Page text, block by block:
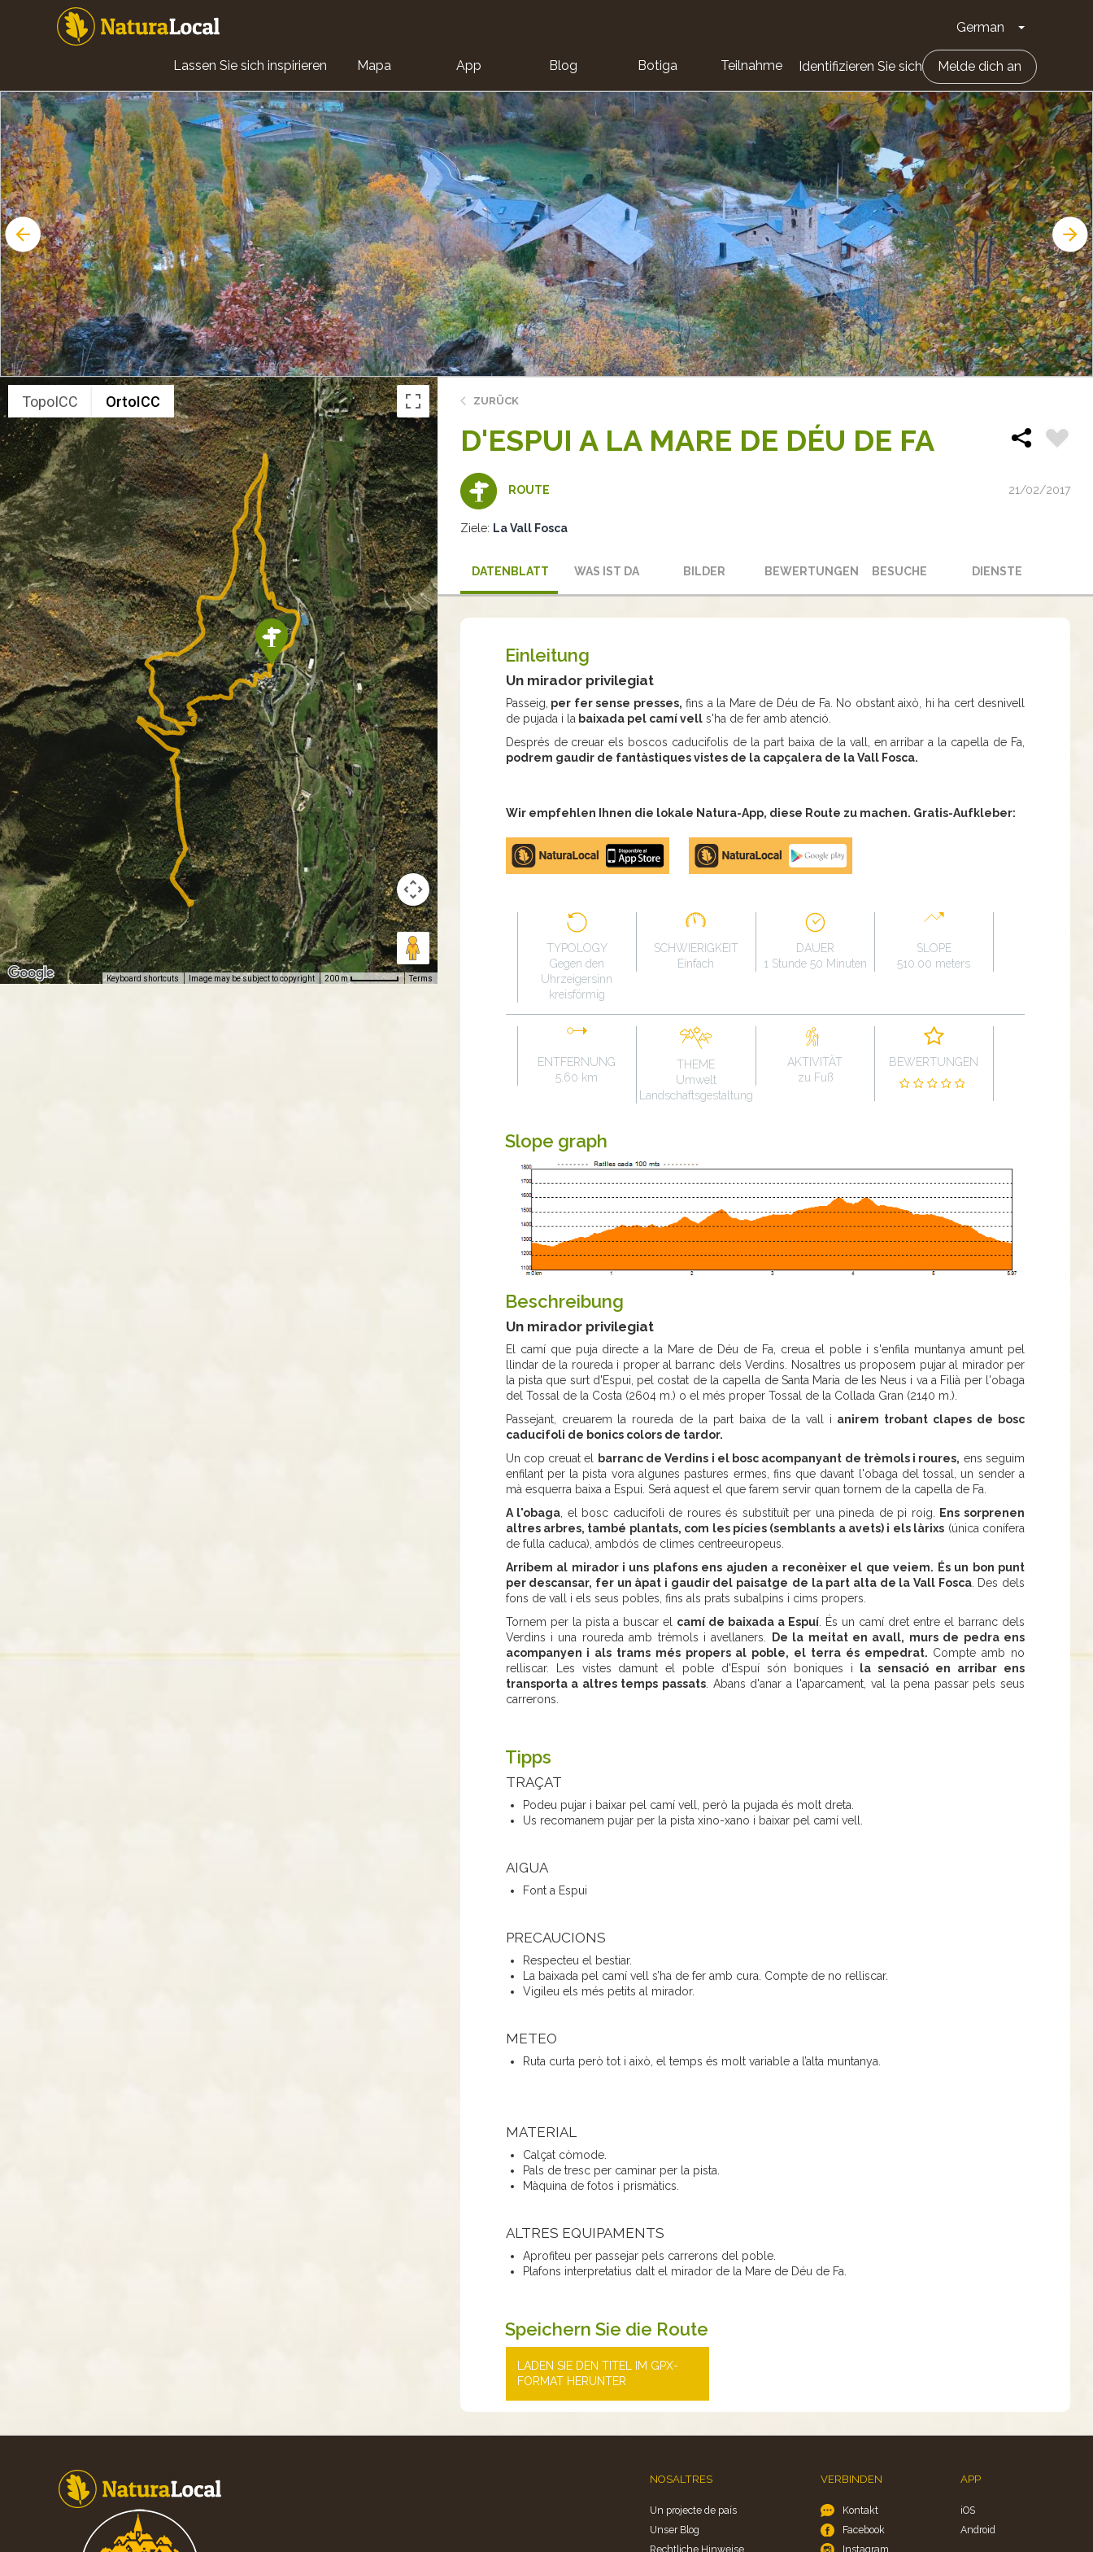
German Dropdown-
Main
navigation
Lassen Sie sich inspirieren Mapa App Blog Botiga Teilnahme Identifizieren Sie sich Melde dich an
TopoICC OrtoICC
Keyboard shortcuts Image may be subject to copyright 200 m Terms
ZURÜCK
D'ESPUI A LA MARE DE DÉU DE FA
ROUTE 21/02/2017
Ziele: La Vall Fosca
DATENBLATT WAS IST DA BILDER BEWERTUNGEN BESUCHE DIENSTE
Einleitung
Un mirador privilegiat
Passeig, per fer sense presses, fins a la Mare de Déu de Fa. No obstant això, hi ha cert desnivell
de pujada i labaixada pel camí vells'ha de fer amb atenció.
Després de creuar els boscos caducifolis de la part baixa de la vall, en arribar a la capella de Fa,
podrem gaudir de fantàstiques vistes de la capçalera de la Vall Fosca.
Wir empfehlen Ihnen die lokale Natura-App, diese Route zu machen. Gratis-Aufkleber:
Apple
store
Google
Play
TYPOLOGY
Gegen den
Uhrzeigersinn
kreisförmig
SCHWIERIGKEIT
Einfach
DAUER
1 Stunde 50 Minuten
SLOPE
510.00 meters
ENTFERNUNG
5.60 km
THEME
Umwelt
Landschaftsgestaltung
AKTIVITÄT
zu Fuß
BEWERTUNGEN
Slope graph
Beschreibung
Un mirador privilegiat
El camí que puja directe a la Mare de Déu de Fa, creua el poble i s'enfila muntanya amunt pel
llindar de la roureda i proper al barranc dels Verdins. Nosaltres us proposem pujar al mirador per
la pista que surt d'Espui, pel costat de la capella de Santa Maria de les Neus i va a Filià per l'obaga
del Tossal de la Costa (2604 m.) o el més proper Tossal de la Collada Gran (2140 m.).
Passejant, creuarem la roureda de la part baixa de la vall i anirem trobant clapes de bosc
caducifoli de bonics colors de tardor.
Un cop creuat el barranc de Verdins i el bosc acompanyant de trèmols i roures, ens seguim
enfilant per la pista vora algunes pastures ermes, fins que davant l'obaga del tossal, un sender a
mà esquerra baixa a Espui. Serà aquest el que farem servir quan tornem de la capella de Fa.
A l'obaga, el bosc caducifoli de roures és substituït per una pineda de pi roig. Ens sorprenen
altres arbres, també plantats, com les pícies (semblants a avets) i els làrixs (única conífera
de fulla caduca), ambdós de climes centreeuropeus.
Arribem al mirador i uns plafons ens ajuden a reconèixer el que veiem. És un bon punt
per descansar, fer un àpat i gaudir del paisatge de la part alta de la Vall Fosca. Des dels
fons de vall i els seus pobles, fins als prats subalpins i cims propers.
Tornem per la pista a buscar el camí de baixada a Espuí. És un camí dret entre el barranc dels
Verdins i una roureda amb trèmols i avellaners.
De la meitat en avall, murs de pedra ens
acompanyen i als trams més propers al poble, el terra és empedrat. Compte amb no
relliscar. Les vistes damunt el poble d'Espuí són boniques i la sensació en arribar ens
transporta a altres temps passats. Abans d'anar a l'aparcament, val la pena passar pels seus
carrerons.
Tipps
TRAÇAT
Podeu pujar i baixar pel camí vell, però la pujada és molt dreta.
Us recomanem pujar per la pista xino-xano i baixar pel camí vell.
AIGUA
Font a Espui
PRECAUCIONS
Respecteu el bestiar.
La baixada pel camí vell s’ha de fer amb cura. Compte de no relliscar.
Vigileu els més petits al mirador.
METEO
Ruta curta però tot i això, el temps és molt variable a l’alta muntanya.
MATERIAL
Calçat còmode.
Pals de tresc per caminar per la pista.
Màquina de fotos i prismàtics.
ALTRES EQUIPAMENTS
Aprofiteu per passejar pels carrerons del poble.
Plafons interpretatius dalt el mirador de la Mare de Déu de Fa.
Speichern Sie die Route
LADEN SIE DEN TITEL IM GPX-
FORMAT HERUNTER
NOSALTRES
Un projecte de país
Unser Blog
Rechtliche Hinweise
VERBINDEN
Kontakt
Facebook
Instagram
APP
iOS
Android